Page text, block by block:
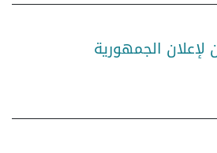
الجمهورية